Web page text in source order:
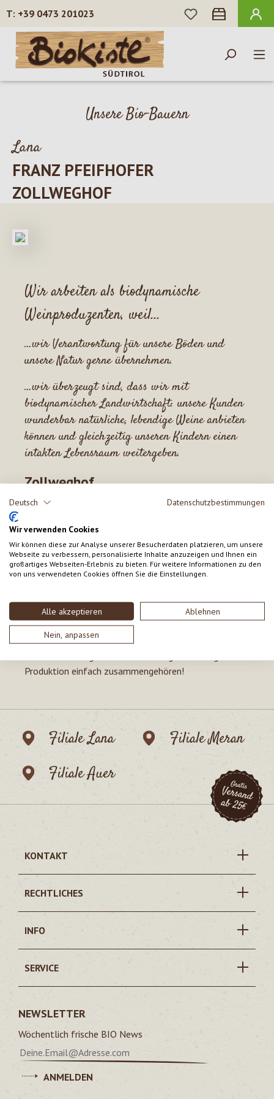
Deutsch Datenschutzbestimmungen
Wir verwenden Cookies
Wir können diese zur Analyse unserer Besucherdaten platzieren, um unsere
Webseite zu verbessern, personalisierte Inhalte anzuzeigen und Ihnen ein
großartiges Webseiten-Erlebnis zu bieten. Für weitere Informationen zu den
von uns verwendeten Cookies öffnen Sie die Einstellungen.
Alle akzeptieren Ablehnen
Nein, anpassen
Zum Hauptinhalt springen
+39 0473 201023
DU HAST 0
Unsere Bio-Bauern
Lana
FRANZ PFEIFHOFER
ZOLLWEGHOF
Wir arbeiten als biodynamische
Weinproduzenten, weil...
…wir Verantwortung für unsere Böden und
unsere Natur gerne übernehmen.
…wir überzeugt sind, dass wir mit
biodynamischer Landwirtschaft: unsere Kunden
wunderbar natürliche, lebendige Weine anbieten
könnenund gleichzeitig unseren Kindern einen
intakten Lebensraum weitergeben.
Zollweghof
Seit über 30 Jahren wird der Hof oberhalb von Lana
biologisch bewirtschaftet. Auf den Hängen auf 500m
Meereshöhe werden aus biodynamischen Trauben
qualitativ hochwertige Weine gemacht. Am Weinberg
wird reine Handarbeit betrieben und anschließend
Wir beliefern das Biokistl, weil...
wir damit besonders in Südtirol viele Haushalte
Produktion einfach zusammengehören!
Filiale Lana
Filiale Meran
Filiale Auer
KONTAKT
RECHTLICHES
INFO
SERVICE
NEWSLETTER
Wöchentlich frische BIO News
ANMELDEN